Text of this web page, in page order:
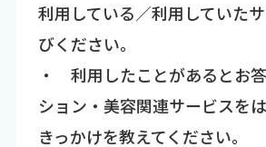
利用している／利用していた
びください。
・ 利用したことがあるとお
ション・美容関連サービスを
きっかけを教えてください。